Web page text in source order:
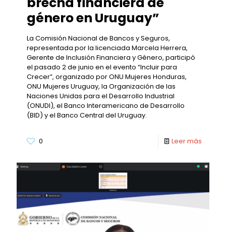
género en Uruguay”
La Comisión Nacional de Bancos y Seguros,
representada por la licenciada Marcela Herrera,
Gerente de Inclusión Financiera y Género, participó
el pasado 2 de junio en el evento “Incluir para
Crecer”, organizado por ONU Mujeres Honduras,
ONU Mujeres Uruguay, la Organización de las
Naciones Unidas para el Desarrollo Industrial
(ONUDI), el Banco Interamericano de Desarrollo
(BID) y el Banco Central del Uruguay.
0 Leer más